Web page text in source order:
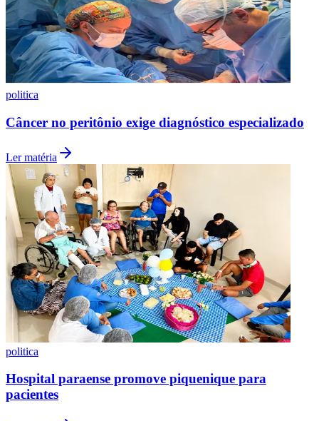
Internacional
politica
Câncer no peritônio exige diagnóstico especializado
Ler matéria
politica
Hospital paraense promove piquenique para
pacientes